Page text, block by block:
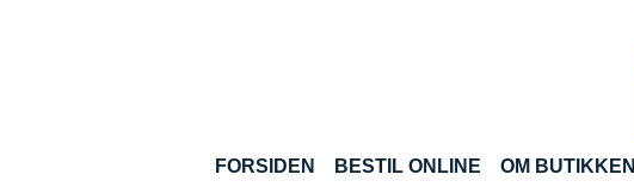
FORSIDEN BESTIL ONLINE(CURRENT)
OM BUTIKKEN